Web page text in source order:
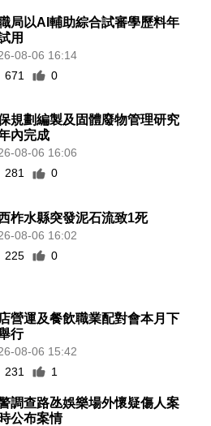
局以AI輔助綜合試審學歷料年
用
08-06 16:14
671
0
規劃編製及固體廢物管理研究
內完成
08-06 16:06
281
0
柞水縣突發泥石流致1死
08-06 16:02
225
0
營運及餐飲職業配對會本月下
行
08-06 15:42
231
1
調查路氹娛樂場外懷疑傷人案
公布案情